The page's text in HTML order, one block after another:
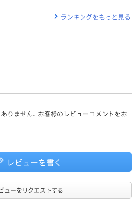
ランキングをもっと見る
りません。お客様のレビューコメントをお
レビューを書く
ューをリクエストする